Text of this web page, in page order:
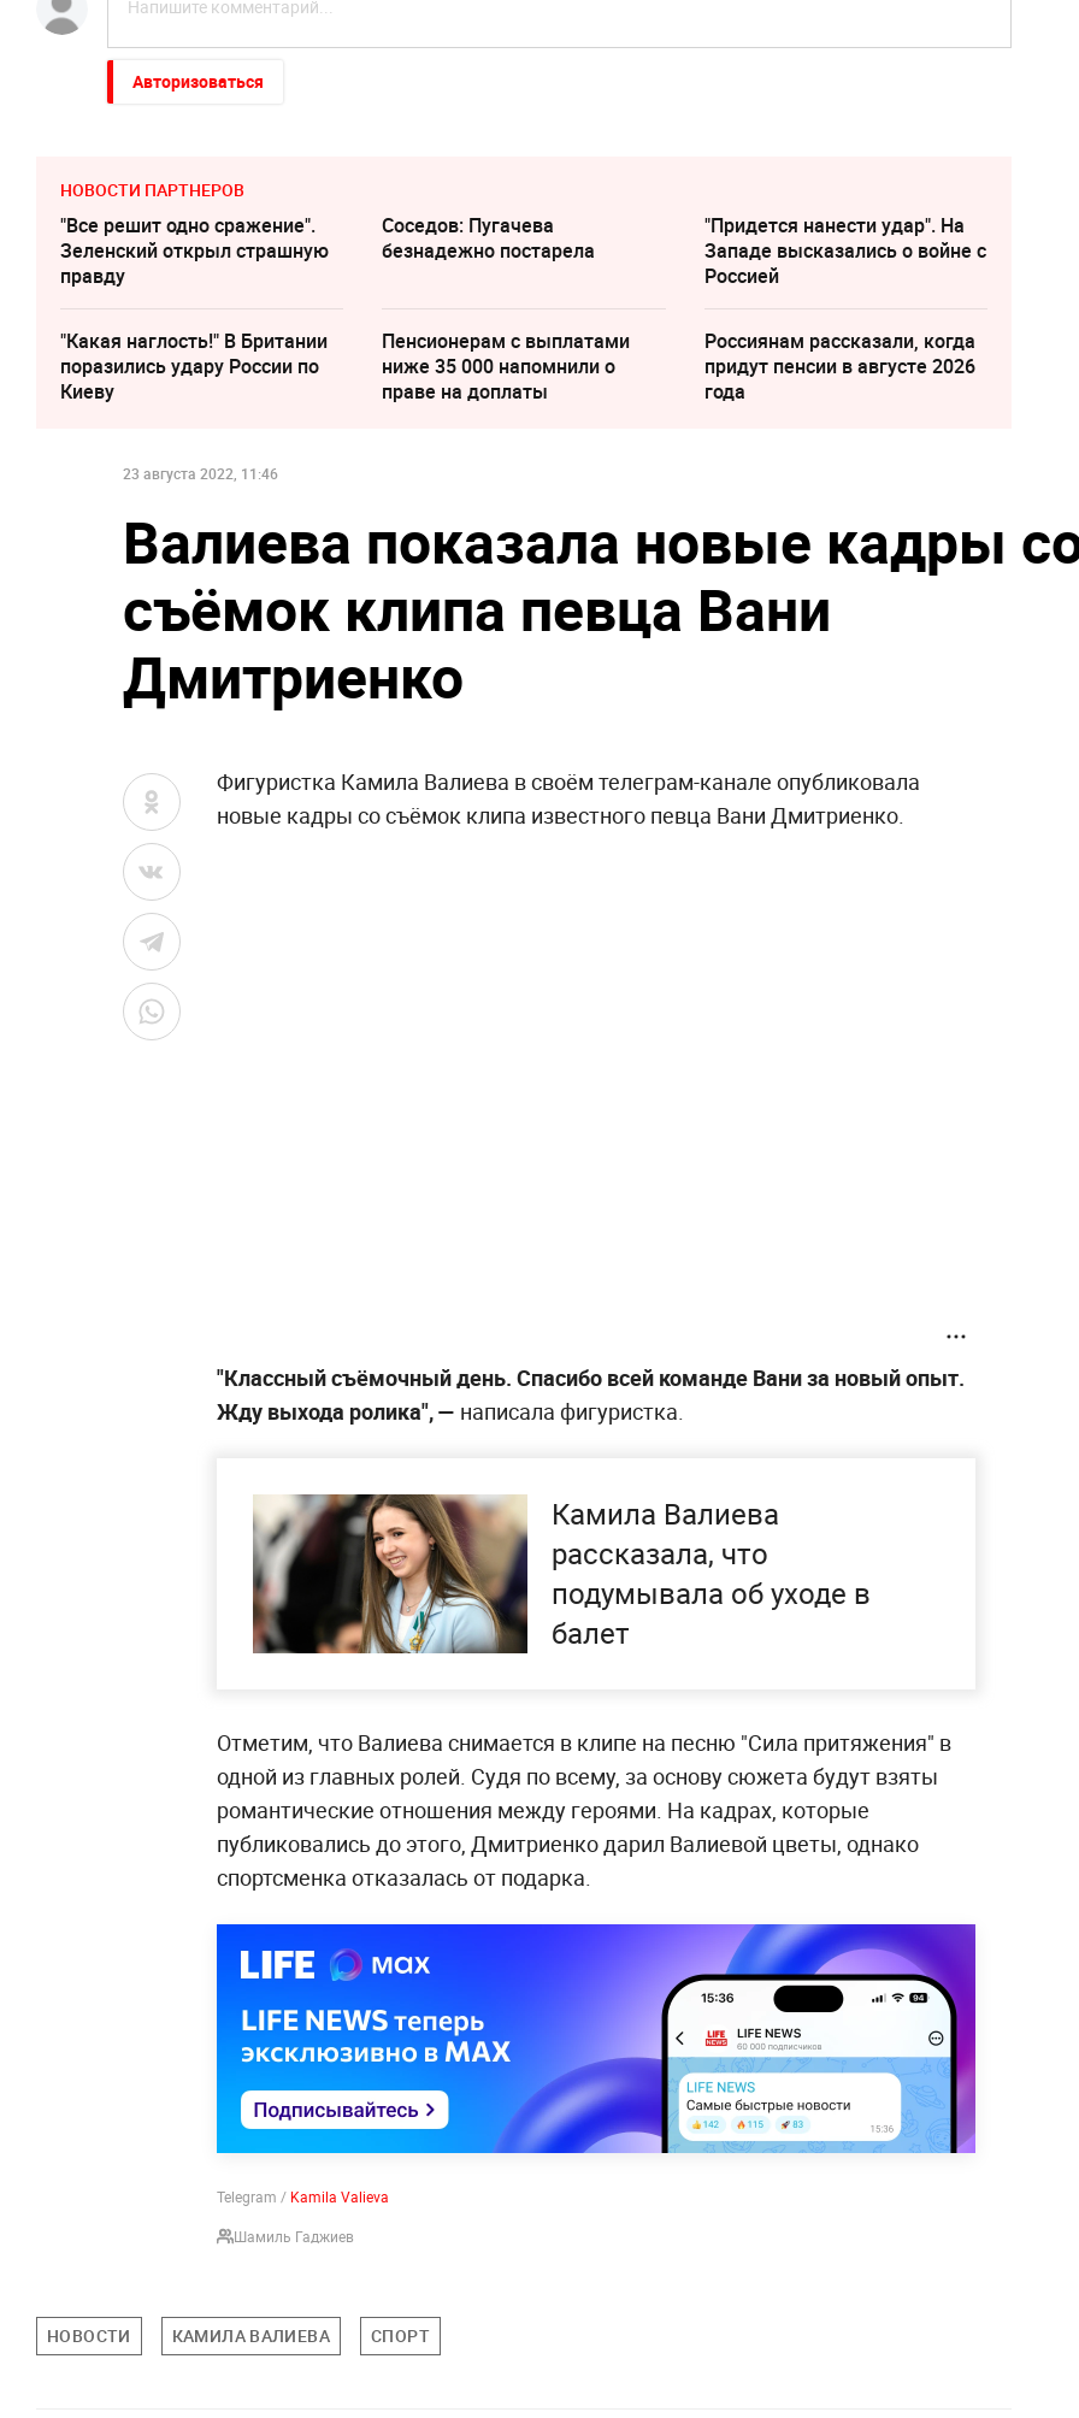
Авторизоваться
НОВОСТИ ПАРТНЕРОВ
"Все решит одно сражение".
Зеленский открыл страшную
правду
Соседов: Пугачева
безнадежно постарела
"Придется нанести удар". На
Западе высказались о войне с
Россией
"Какая наглость!" В Британии
поразились удару России по
Киеву
Пенсионерам с выплатами
ниже 35 000 напомнили о
праве на доплаты
Россиянам рассказали, когда
придут пенсии в августе 2026
года
23 августа 2022, 11:46
Валиева показала новые кадры
съёмок клипа певца Вани
Дмитриенко
Фигуристка Камила Валиева в своём телеграм-канале опубликовала
новые кадры со съёмок клипа известного певца Вани Дмитриенко.
"Классный съёмочный день. Спасибо всей команде Вани за новый опыт.
Жду выхода ролика", — написала фигуристка.
Камила Валиева
рассказала, что
подумывала об уходе в
балет
Отметим, что Валиева снимается в клипе на песню "Сила притяжения" в
одной из главных ролей. Судя по всему, за основу сюжета будут взяты
романтические отношения между героями. На кадрах, которые
публиковались до этого, Дмитриенко дарил Валиевой цветы, однако
спортсменка отказалась от подарка.
Telegram / Kamila Valieva
Шамиль Гаджиев
НОВОСТИ КАМИЛА ВАЛИЕВА СПОРТ